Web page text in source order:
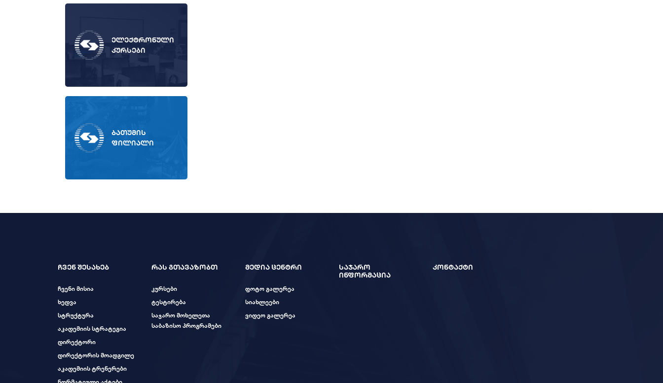
ელექტრონული
კურსები
ბათუმის
ფილიალი
ჩვენ შესახებ
ჩვენი მისია
ხედვა
სტრუქტურა
აკადემიის სტრატეგია
დირექტორი
დირექტორის მოადგილე
აკადემიის ტრენერები
რას გთავაზობთ
კურსები
ტესტირება
საჯარო მოხელეთა
საბაზისო პროგრამები
მედია ცენტრი
ფოტო გალერეა
სიახლეები
ვიდეო გალერეა
საჯარო
ინფორმაცია
კონტაქტი